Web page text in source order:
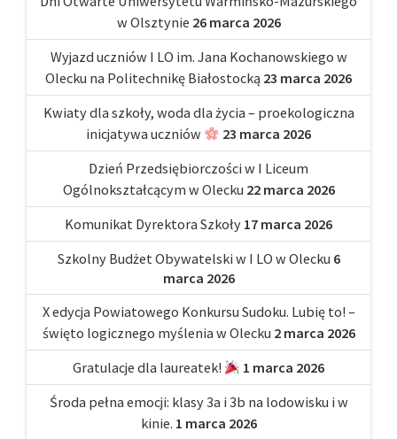
w Olsztynie 26 marca 2026
Wyjazd uczniów I LO im. Jana Kochanowskiego w
Olecku na Politechnikę Białostocką 23 marca 2026
Kwiaty dla szkoły, woda dla życia – proekologiczna
inicjatywa uczniów
23 marca 2026
Dzień Przedsiębiorczości w I Liceum
Ogólnokształcącym w Olecku 22 marca 2026
Komunikat Dyrektora Szkoły 17 marca 2026
Szkolny Budżet Obywatelski w I LO w Olecku 6
marca 2026
X edycja Powiatowego Konkursu Sudoku. Lubię to! –
święto logicznego myślenia w Olecku 2 marca 2026
Gratulacje dla laureatek!
1 marca 2026
Środa pełna emocji: klasy 3a i 3b na lodowisku i w
kinie. 1 marca 2026